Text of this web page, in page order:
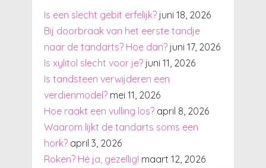
Is een slecht gebit erfelijk? juni 18, 2026
Bij doorbraak van het eerste tandje
naar de tandarts? Hoe dan? juni 17, 2026
Is xylitol slecht voor je? juni 11, 2026
Is tandsteen verwijderen een
verdienmodel? mei 11, 2026
Hoe raakt een vulling los? april 8, 2026
Waarom lijkt de tandarts soms een
hork? april 3, 2026
Roken? Hé ja, gezellig! maart 12, 2026